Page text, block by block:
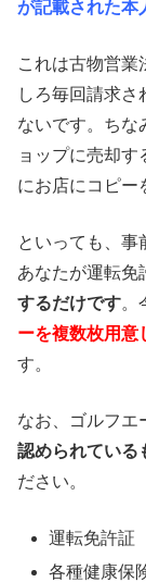
が記載された本
これは古物営業
しろ毎回請求
ないです。ちな
ョップに売却
にお店にコピー
といっても、事
あなたが運転免
するだけです。
ーを複数枚用意
す。
なお、ゴルフエ
認められている
ださい。
運転免許証
各種健康保